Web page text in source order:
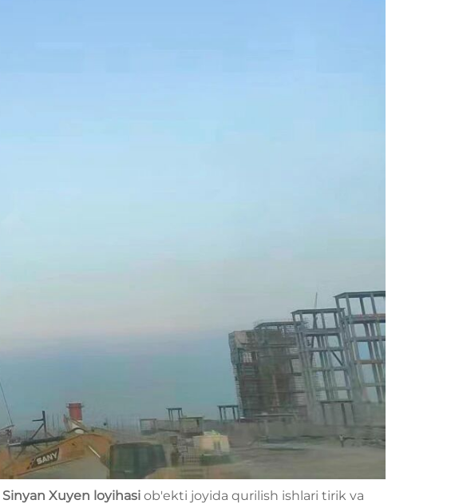
Sinyan Xuyen loyihasi ob'ekti joyida qurilish ishlari tirik va